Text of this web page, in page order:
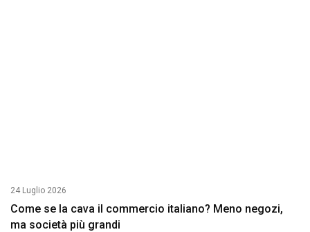
24 Luglio 2026
Come se la cava il commercio italiano? Meno negozi,
ma società più grandi